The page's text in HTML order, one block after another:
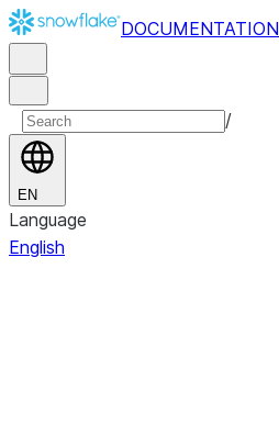
DOCUMENTATION
/
EN
Language
English